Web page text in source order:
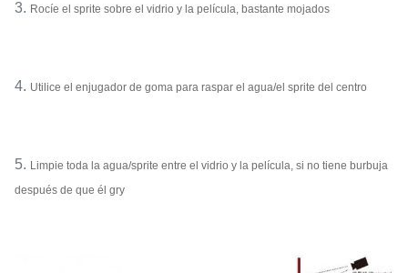
3. Rocíe el sprite sobre el vidrio y la película, bastante mojados
4. Utilice el enjugador de goma para raspar el agua/el sprite del centro
5. Limpie toda la agua/sprite entre el vidrio y la película, si no tiene burbuja
después de que él gry